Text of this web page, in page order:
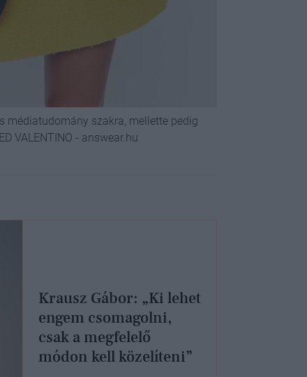
médiatudomány szakra, mellette pedig
VALENTINO - answear.hu
Krausz Gábor: „Ki lehet
engem csomagolni,
csak a megfelelő
módon kell közelíteni”